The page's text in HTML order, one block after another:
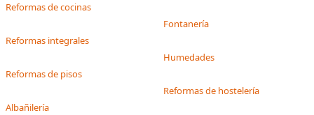
Reformas de cocinas
Reformas integrales
Reformas de pisos
Albañilería
Fontanería
Humedades
Reformas de hostelería